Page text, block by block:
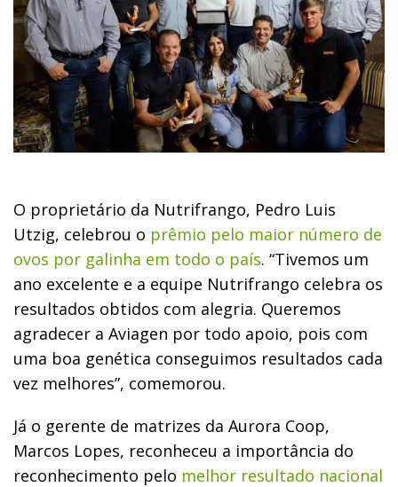
O proprietário da Nutrifrango, Pedro Luis
Utzig, celebrou o prêmio pelo maior número de
ovos por galinha em todo o país. “Tivemos um
ano excelente e a equipe Nutrifrango celebra os
resultados obtidos com alegria. Queremos
agradecer a Aviagen por todo apoio, pois com
uma boa genética conseguimos resultados cada
vez melhores”, comemorou.
Já o gerente de matrizes da Aurora Coop,
Marcos Lopes, reconheceu a importância do
reconhecimento pelo melhor resultado nacional